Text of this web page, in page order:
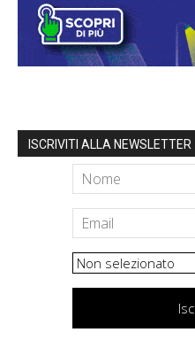
ISCRIVITI ALLA NEWSLETTER